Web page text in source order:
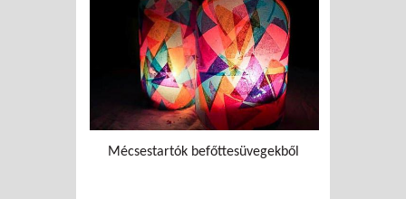
Mécsestartók befőttesüvegekből